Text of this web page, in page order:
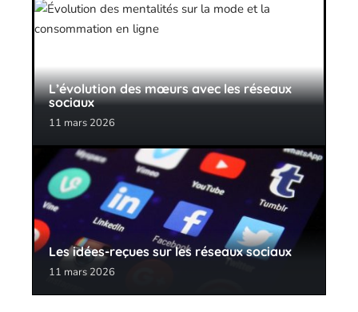
L’évolution des mœurs avec les réseaux
sociaux
11 mars 2026
Les idées-reçues sur les réseaux sociaux
11 mars 2026